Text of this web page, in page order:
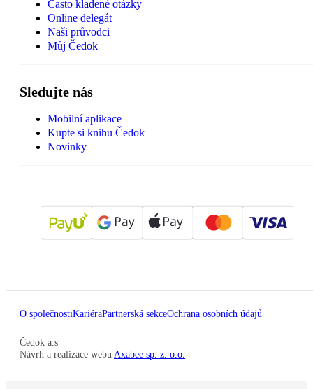
Často kladené otázky
Online delegát
Naši průvodci
Můj Čedok
Sledujte nás
Mobilní aplikace
Kupte si knihu Čedok
Novinky
O společnostiKariéraPartnerská sekceOchrana osobních údajů
Čedok a.s
Návrh a realizace webu Axabee sp. z. o.o.